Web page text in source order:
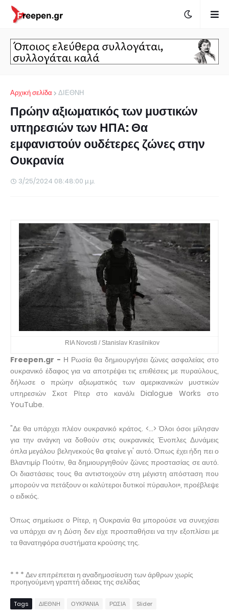
Αρχική σελίδα ΔΙΕΘΝΗ
Πρώην αξιωματικός των μυστικών
υπηρεσιών των ΗΠΑ: Θα
εμφανιστούν ουδέτερες ζώνες στην
Ουκρανία
3/25/2024 08:48:00 μ.μ.
RIA Novosti / Stanislav Krasilnikov
Freepen.gr - Η Ρωσία θα δημιουργήσει ζώνες ασφαλείας στο
ουκρανικό έδαφος για να αποτρέψει τις επιθέσεις με πυραύλους,
δήλωσε ο πρώην αξιωματικός των αμερικανικών μυστικών
υπηρεσιών Σκοτ ​​Ρίτερ στο κανάλι Dialogue Works στο
YouTube.
"Δε θα υπάρχει πλέον ουκρανικό κράτος. <…> Όλοι όσοι μίλησαν
για την ανάγκη να δοθούν στις ουκρανικές Ένοπλες Δυνάμεις
όπλα μεγάλου βεληνεκούς θα φταίνε γι' αυτό. Όπως έχει ήδη πει ο
Βλαντιμίρ Πούτιν, θα δημιουργηθούν ζώνες προστασίας σε αυτό.
Οι διαστάσεις τους θα αντιστοιχούν στη μέγιστη απόσταση που
μπορούν να πετάξουν οι καλύτεροι δυτικοί πύραυλοι», προέβλεψε
ο ειδικός.
Όπως σημείωσε ο Ρίτερ, η Ουκρανία θα μπορούσε να συνεχίσει
να υπάρχει αν η Δύση δεν είχε προσπαθήσει να την εξοπλίσει με
τα θανατηφόρα συστήματα κρούσης της.
* * * Δεν επιτρέπεται η αναδημοσίευση των άρθρων χωρίς
προηγούμενη γραπτή άδειας της σελίδας
Tags ΔΙΕΘΝΗ ΟΥΚΡΑΝΙΑ ΡΩΣΙΑ Slider